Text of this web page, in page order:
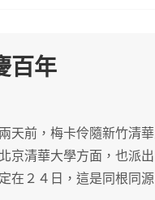
百年
天前，梅卡伶隨新竹清
京清華大學方面，也派
在２４日，這是同根同